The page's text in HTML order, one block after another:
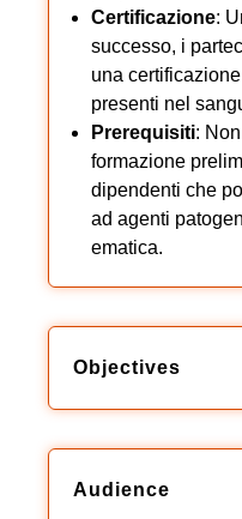
Certificazione:
successo, i
una
presenti nel
Prerequisiti:
formazione
dipendenti che
ad agenti
ematica.
Objectives
Audience